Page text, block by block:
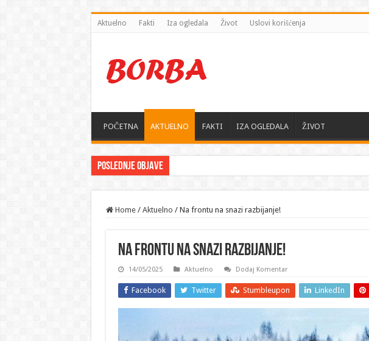
Aktuelno Fakti Iza ogledala Život Uslovi korišćenja
POČETNA AKTUELNO FAKTI IZA OGLEDALA ŽIVOT
Poslednje objave
Home / Aktuelno / Na frontu na snazi razbijanje!
Na frontu na snazi razbijanje!
14/05/2025 Aktuelno Dodaj Komentar
Facebook Twitter Stumbleupon LinkedIn